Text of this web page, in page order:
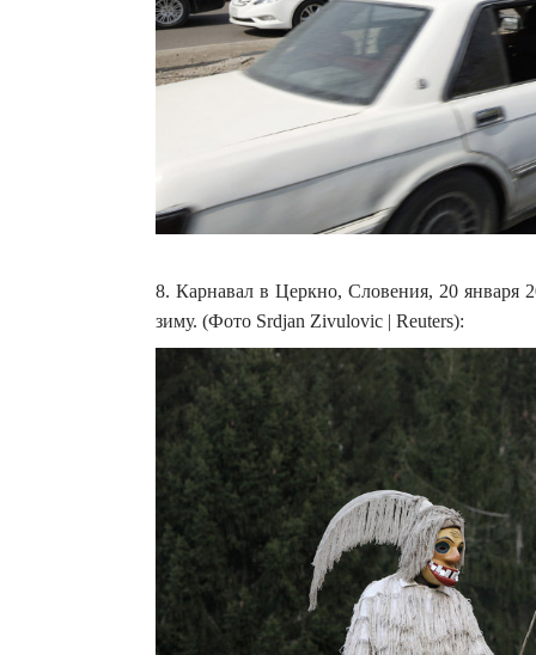
8. Карнавал в Церкно, Словения, 20 января
зиму. (Фото Srdjan Zivulovic | Reuters):